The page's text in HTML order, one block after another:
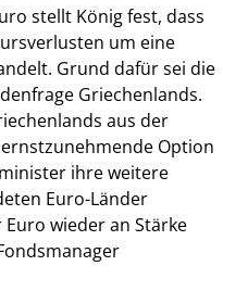
stellt König fest, dass
um eine
Grund dafür sei die
Griechenlands.
aus der
Option
ihre weitere
Euro-Länder
wieder an Stärke